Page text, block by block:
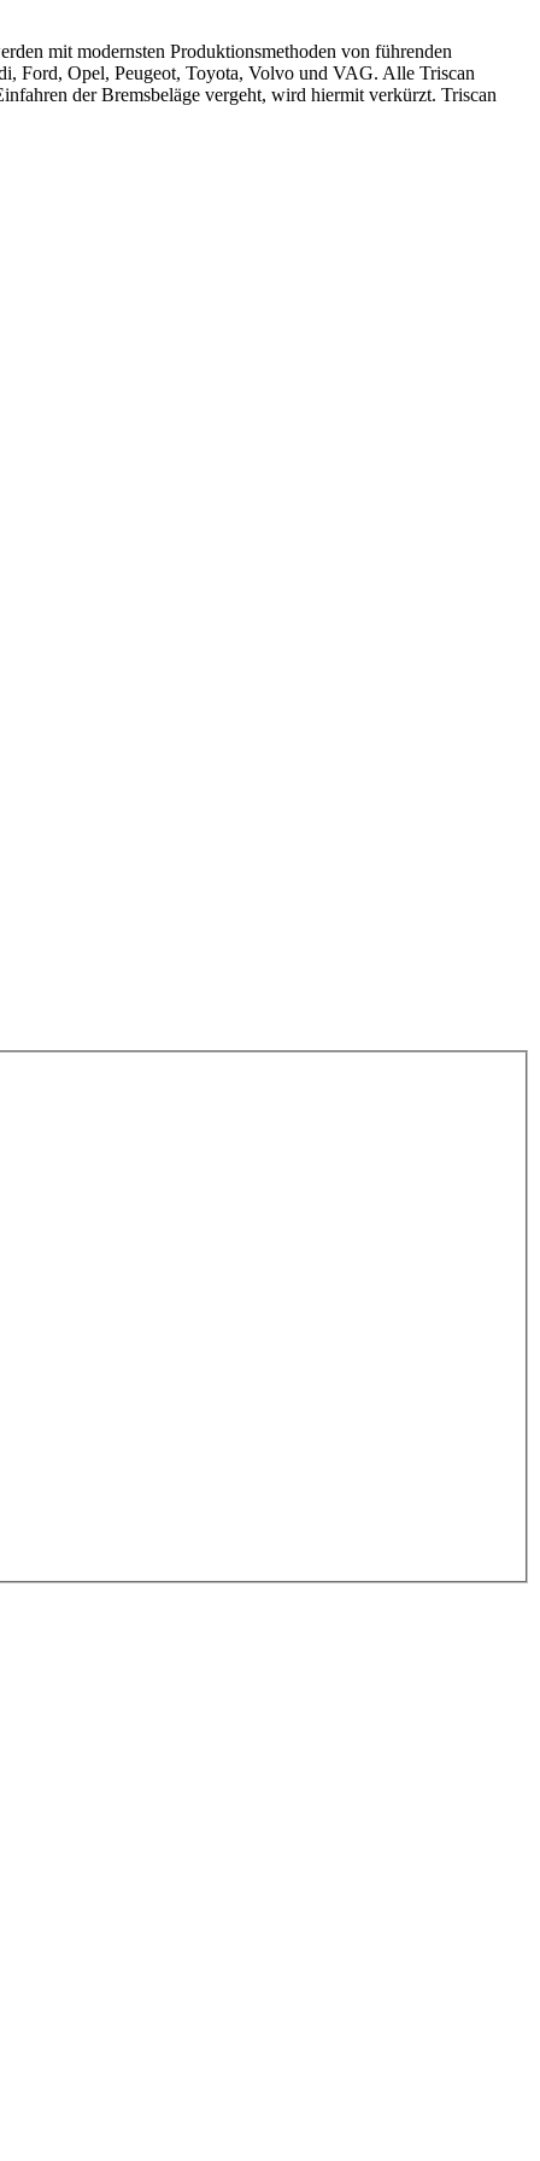
mit modernsten Produktionsmethoden von führenden
Ford, Opel, Peugeot, Toyota, Volvo und VAG. Alle Triscan
der Bremsbeläge vergeht, wird hiermit verkürzt. Triscan